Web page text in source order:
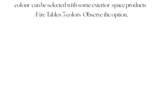
colour can be selected with some exterior space products
/Fire Tables 3 colors Observe the option.